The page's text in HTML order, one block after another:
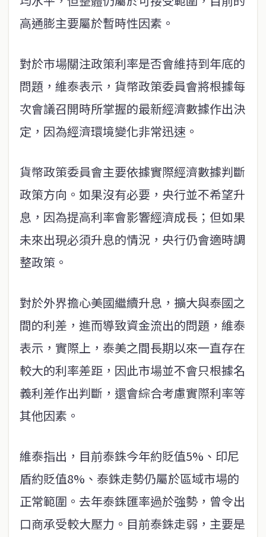
高通膨主要屬於暫時性因素。
對於市場關注政策利率是否會維持到年底的
問題，維泰表示，貨幣政策委員會將根據每
次會議召開時所掌握的最新經濟數據作出決
定，因為經濟環境變化非常迅速。
貨幣政策委員會主要依據實際經濟數據判斷
政策方向。如果沒有必要，央行並不希望升
息，因為提高利率會影響經濟成長；但如果
未來出現必須升息的情況，央行仍會適時調
整政策。
對於外界擔心美國繼續升息，擴大與泰國之
間的利差，進而導致資金流出的問題，維泰
表示，實際上，泰美之間長期以來一直存在
較大的利率差距，因此市場並不會只根據名
義利差作出判斷，還會綜合考慮實際利率等
其他因素。
維泰指出，目前泰銖今年約貶值5%、印尼
盾約貶值8%、泰銖走勢仍屬於區域市場的
正常範圍。去年泰銖匯率過於強勢，曾令出
口商承受較大壓力。目前泰銖走弱，主要是